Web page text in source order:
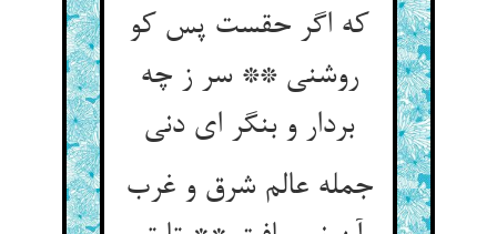
که اگر حقست پس کو
روشنی ** سر ز چه
بردار و بنگر ای دنی
جمله عالم شرق و غرب